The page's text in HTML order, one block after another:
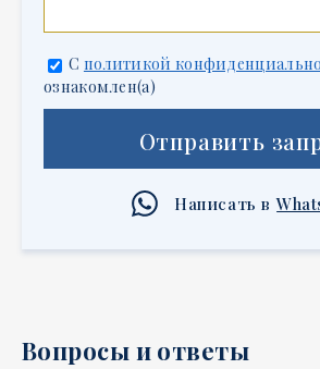
С политикой
ознакомлен(а)
Отправить
Написать в
Вопросы и ответы